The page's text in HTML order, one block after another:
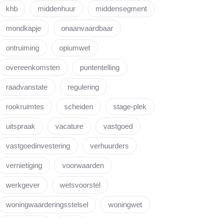
khb middenhuur middensegment
mondkapje onaanvaardbaar
ontruiming opiumwet
overeenkomsten puntentelling
raadvanstate regulering
rookruimtes scheiden stage-plek
uitspraak vacature vastgoed
vastgoedinvestering verhuurders
vernietiging voorwaarden
werkgever wetsvoorstel
woningwaarderingsstelsel woningwet